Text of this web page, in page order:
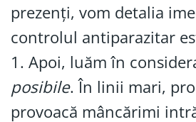
prezenți, vom detalia
controlul antiparazitar
1. Apoi, luăm în
posibile. În linii mari,
provoacă mâncărimi